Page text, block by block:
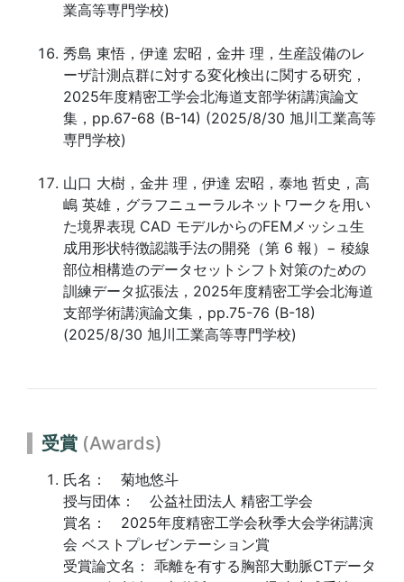
業高等専門学校)
秀島 東悟，伊達 宏昭，金井 理，生産設備のレ
ーザ計測点群に対する変化検出に関する研究，
2025年度精密工学会北海道支部学術講演論文
集，pp.67-68 (B-14) (2025/8/30 旭川工業高等
専門学校)
山口 大樹，金井 理，伊達 宏昭，泰地 哲史，高
嶋 英雄，グラフニューラルネットワークを用い
た境界表現 CAD モデルからのFEMメッシュ生
成用形状特徴認識手法の開発（第 6 報）− 稜線
部位相構造のデータセットシフト対策のための
訓練データ拡張法，2025年度精密工学会北海道
支部学術講演論文集，pp.75-76 (B-18)
(2025/8/30 旭川工業高等専門学校)
受賞 (Awards)
氏名： 菊地悠斗
授与団体： 公益社団法人 精密工学会
賞名： 2025年度精密工学会秋季大会学術講演
会 ベストプレゼンテーション賞
受賞論文名： 乖離を有する胸部大動脈CTデータ